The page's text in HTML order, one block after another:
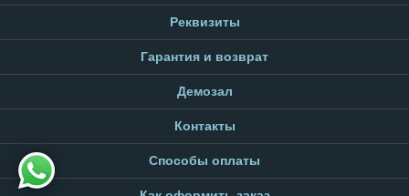
Реквизиты
Гарантия и возврат
Демозал
Контакты
Способы оплаты